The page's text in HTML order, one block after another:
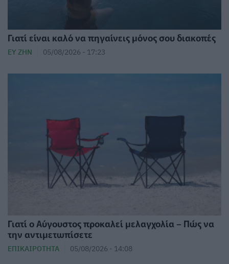
Γιατί είναι καλό να πηγαίνεις μόνος σου διακοπές
ΕΥ ΖΗΝ 05/08/2026 - 17:23
Γιατί ο Αύγουστος προκαλεί μελαγχολία – Πώς να
την αντιμετωπίσετε
ΕΠΙΚΑΙΡΌΤΗΤΑ 05/08/2026 - 14:08